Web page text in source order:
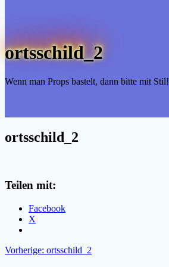
ortsschild_2
Wenn man Props bastelt, dann bitte mit Stil!
ortsschild_2
Teilen mit:
Facebook
X
Beitragsnavigation
Vorherige: Vorheriger
ortsschild_2